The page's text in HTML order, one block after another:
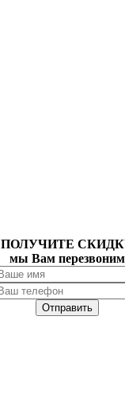
ПОЛУЧИТЕ
мы Вам перезвоним